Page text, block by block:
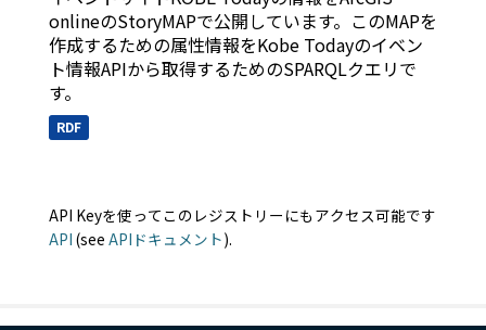
onlineのStoryMAPで公開しています。このMAPを
作成するための属性情報をKobe Todayのイベン
ト情報APIから取得するためのSPARQLクエリで
す。
RDF
API Keyを使ってこのレジストリーにもアクセス可能です
API (see APIドキュメント).